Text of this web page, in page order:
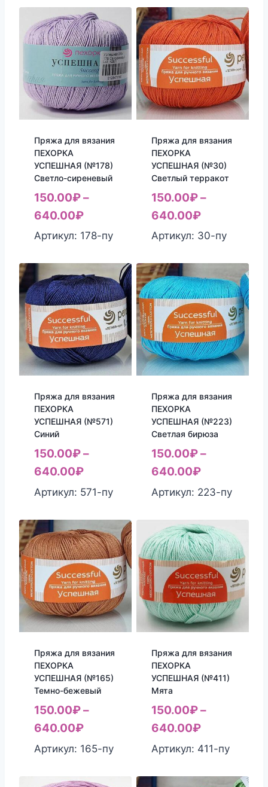
Пряжа для вязания
ПЕХОРКА
УСПЕШНАЯ (№178)
Светло-сиреневый
150.00₽–
640.00₽
Артикул: 178-пу
Пряжа для вязания
ПЕХОРКА
УСПЕШНАЯ (№30)
Светлый терракот
150.00₽–
640.00₽
Артикул: 30-пу
Пряжа для вязания
ПЕХОРКА
УСПЕШНАЯ (№571)
Синий
150.00₽–
640.00₽
Артикул: 571-пу
Пряжа для вязания
ПЕХОРКА
УСПЕШНАЯ (№223)
Светлая бирюза
150.00₽–
640.00₽
Артикул: 223-пу
Пряжа для вязания
ПЕХОРКА
УСПЕШНАЯ (№165)
Темно-бежевый
150.00₽–
640.00₽
Артикул: 165-пу
Пряжа для вязания
ПЕХОРКА
УСПЕШНАЯ (№411)
Мята
150.00₽–
640.00₽
Артикул: 411-пу